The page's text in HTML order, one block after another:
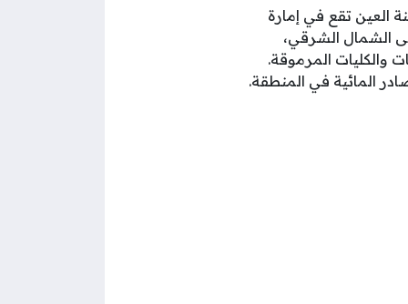
حيث أنّ مدينة العين تقع في إمارة
وتبعد عن إمارة أبوظبي حوالي 180 كيلومترًا إلى الشمال الشرقي،
والكليات المرموقة.
المائية في المنطقة.